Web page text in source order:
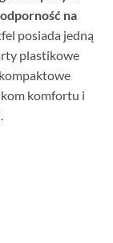
na
posiada jedną
plastikowe
komfortu i